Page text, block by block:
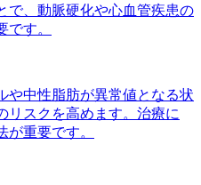
で、動脈硬化や心血管疾患の
す。
や中性脂肪が異常値となる状
リスクを高めます。治療に
重要です。